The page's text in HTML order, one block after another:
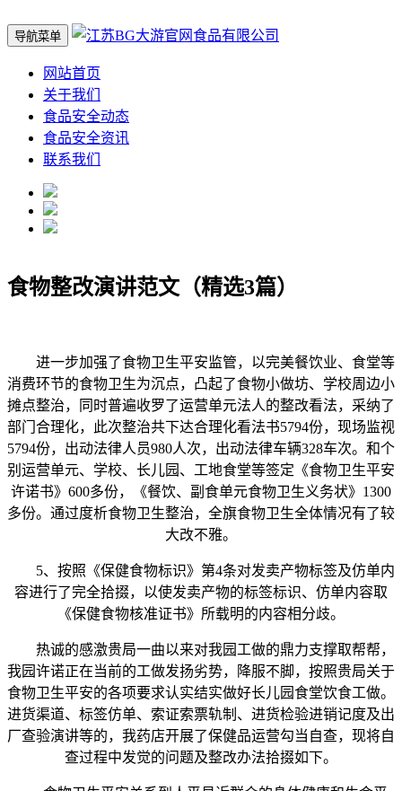
导航菜单
网站首页
关于我们
食品安全动态
食品安全资讯
联系我们
食物整改演讲范文（精选3篇）
进一步加强了食物卫生平安监管，以完美餐饮业、食堂等
消费环节的食物卫生为沉点，凸起了食物小做坊、学校周边小
摊点整治，同时普遍收罗了运营单元法人的整改看法，采纳了
部门合理化，此次整治共下达合理化看法书5794份，现场监视
5794份，出动法律人员980人次，出动法律车辆328车次。和个
别运营单元、学校、长儿园、工地食堂等签定《食物卫生平安
许诺书》600多份，《餐饮、副食单元食物卫生义务状》1300
多份。通过度析食物卫生整治，全旗食物卫生全体情况有了较
大改不雅。
5、按照《保健食物标识》第4条对发卖产物标签及仿单内
容进行了完全拾掇，以使发卖产物的标签标识、仿单内容取
《保健食物核准证书》所载明的内容相分歧。
热诚的感激贵局一曲以来对我园工做的鼎力支撑取帮帮，
我园许诺正在当前的工做发扬劣势，降服不脚，按照贵局关于
食物卫生平安的各项要求认实结实做好长儿园食堂饮食工做。
进货渠道、标签仿单、索证索票轨制、进货检验进销记度及出
厂查验演讲等的，我药店开展了保健品运营勾当自查，现将自
查过程中发觉的问题及整改办法拾掇如下。